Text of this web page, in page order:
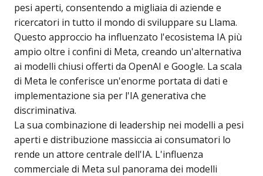
pesi aperti, consentendo a migliaia di aziende e
ricercatori in tutto il mondo di sviluppare su Llama.
Questo approccio ha influenzato l'ecosistema IA più
ampio oltre i confini di Meta, creando un'alternativa
ai modelli chiusi offerti da OpenAI e Google. La scala
di Meta le conferisce un'enorme portata di dati e
implementazione sia per l'IA generativa che
discriminativa.
La sua combinazione di leadership nei modelli a pesi
aperti e distribuzione massiccia ai consumatori lo
rende un attore centrale dell'IA. L'influenza
commerciale di Meta sul panorama dei modelli